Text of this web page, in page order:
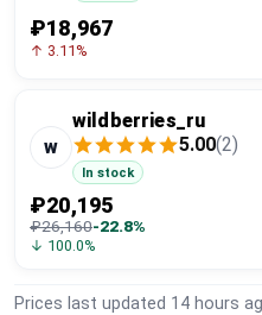
₽18,967
↑ 3.11%
w
wildberries_ru
5.00(2)
In stock
₽20,195
₽26,160-22.8%
↓ 100.0%
Prices last updated 14 hours